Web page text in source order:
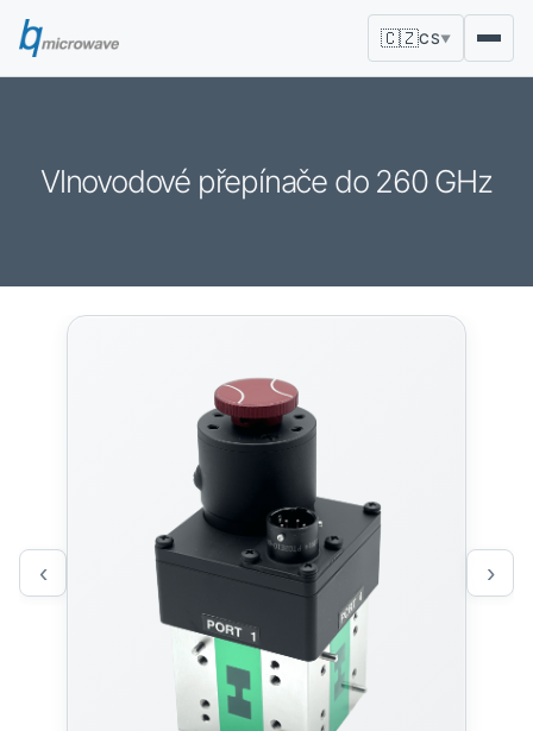
🇨🇿CS▼
Vlnovodové přepínače do 260 GHz
‹ ›